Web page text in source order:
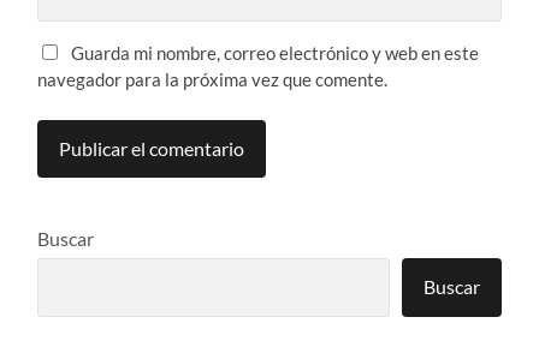
Guarda mi nombre, correo electrónico y web en este
navegador para la próxima vez que comente.
Buscar
Buscar